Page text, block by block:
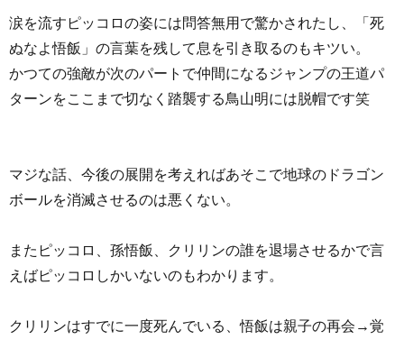
涙を流すピッコロの姿には問答無用で驚かされたし、「死
ぬなよ悟飯」の言葉を残して息を引き取るのもキツい。
かつての強敵が次のパートで仲間になるジャンプの王道パ
ターンをここまで切なく踏襲する鳥山明には脱帽です笑
マジな話、今後の展開を考えればあそこで地球のドラゴン
ボールを消滅させるのは悪くない。
またピッコロ、孫悟飯、クリリンの誰を退場させるかで言
えばピッコロしかいないのもわかります。
クリリンはすでに一度死んでいる、悟飯は親子の再会→覚